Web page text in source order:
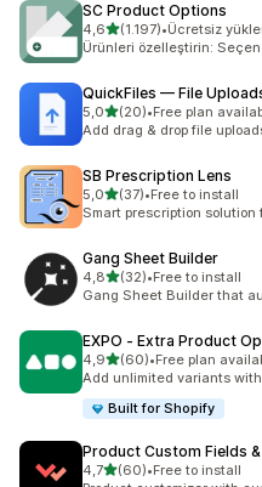
SC Product Options
4,65 yıldız üzerinden
(1.197)
toplam 1197 değerlendirme
•Ücretsiz
Ürünleri özelleştirin:
QuickFiles — File
5,05 yıldız üzerinden
(20)
toplam 20 değerlendirme
•Free plan
Add drag & drop file
SB Prescription Lens
5,05 yıldız üzerinden
(37)
toplam 37 değerlendirme
•Free to install
Smart prescription
Gang Sheet Builder
4,85 yıldız üzerinden
(32)
toplam 32 değerlendirme
•Free to install
Gang Sheet Builder that
EXPO ‑ Extra Product
4,95 yıldız üzerinden
(60)
toplam 60 değerlendirme
•Free plan
Add unlimited variants
Built for Shopify
Product Custom Fields
4,75 yıldız üzerinden
(60)
toplam 60 değerlendirme
•Free to install